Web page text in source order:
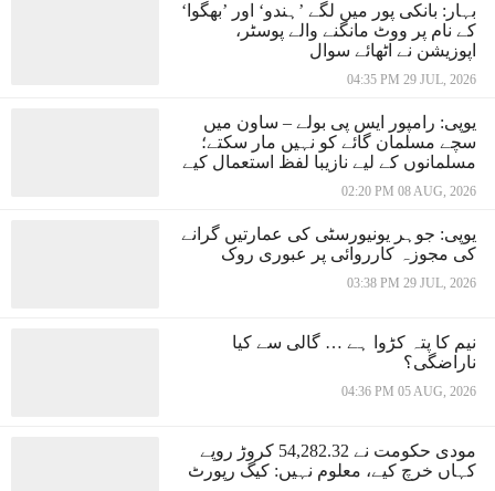
بہار: بانکی پور میں لگے ’ہندو‘ اور ’بھگوا‘
کے نام پر ووٹ مانگنے والے پوسٹر،
اپوزیشن نے اٹھائے سوال
04:35 PM 29 JUL, 2026
یوپی: رامپور ایس پی بولے – ساون میں
سچے مسلمان گائے کو نہیں مار سکتے؛
مسلمانوں کے لیے نازیبا لفظ استعمال کیے
02:20 PM 08 AUG, 2026
یوپی: جوہر یونیورسٹی کی عمارتیں گرانے
کی مجوزہ کارروائی پر عبوری روک
03:38 PM 29 JUL, 2026
نیم کا پتہ کڑوا ہے … گالی سے کیا
ناراضگی؟
04:36 PM 05 AUG, 2026
مودی حکومت نے 54,282.32 کروڑ روپے
کہاں خرچ کیے، معلوم نہیں: کیگ رپورٹ